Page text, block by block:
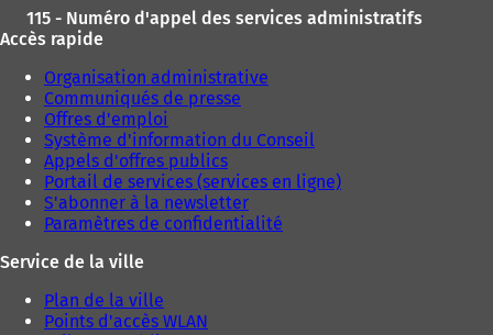
115 - Numéro d'appel des services administratifs
Accès rapide
Organisation administrative
Communiqués de presse
Offres d'emploi
Système d'information du Conseil
Appels d'offres publics
Portail de services (services en ligne)
S'abonner à la newsletter
Paramètres de confidentialité
Service de la ville
Plan de la ville
Points d'accès WLAN